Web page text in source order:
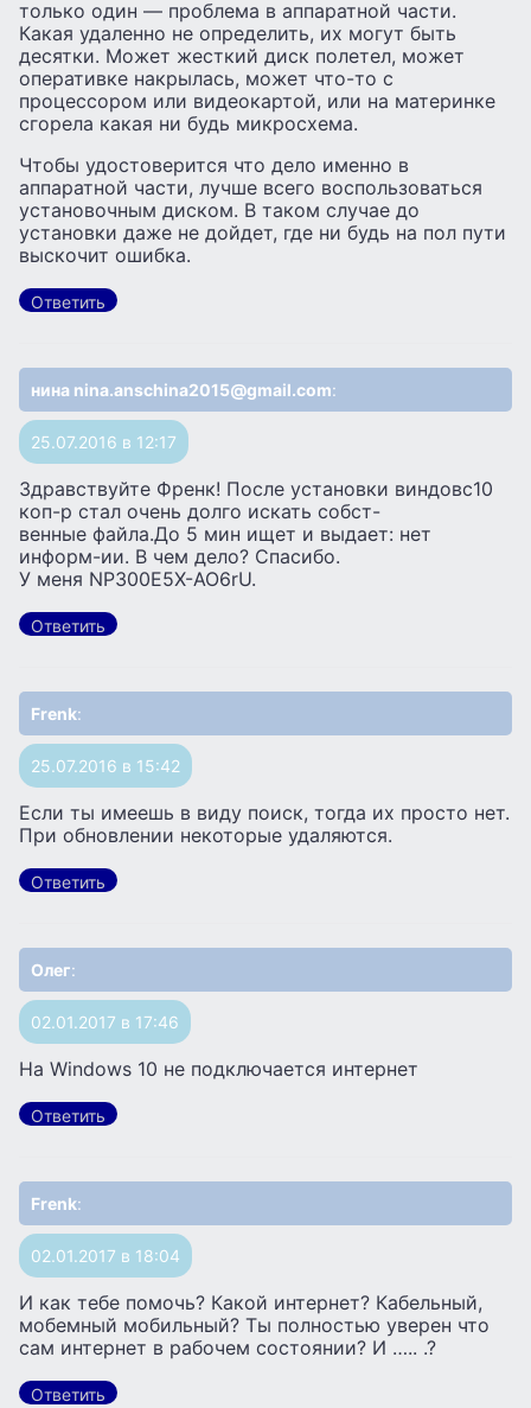
только один — проблема в аппаратной части.
Какая удаленно не определить, их могут быть
десятки. Может жесткий диск полетел, может
оперативке накрылась, может что-то с
процессором или видеокартой, или на материнке
сгорела какая ни будь микросхема.
Чтобы удостоверится что дело именно в
аппаратной части, лучше всего воспользоваться
установочным диском. В таком случае до
установки даже не дойдет, где ни будь на пол пути
выскочит ошибка.
Ответить
нина nina.anschina2015@gmail.com:
25.07.2016 в 12:17
Здравствуйте Френк! После установки виндовс10
коп-р стал очень долго искать собст-
венные файла.До 5 мин ищет и выдает: нет
информ-ии. В чем дело? Спасибо.
У меня NP300E5X-AO6rU.
Ответить
Frenk:
25.07.2016 в 15:42
Если ты имеешь в виду поиск, тогда их просто нет.
При обновлении некоторые удаляются.
Ответить
Олег:
02.01.2017 в 17:46
На Windows 10 не подключается интернет
Ответить
Frenk:
02.01.2017 в 18:04
И как тебе помочь? Какой интернет? Кабельный,
мобемный мобильный? Ты полностью уверен что
сам интернет в рабочем состоянии? И ….. .?
Ответить